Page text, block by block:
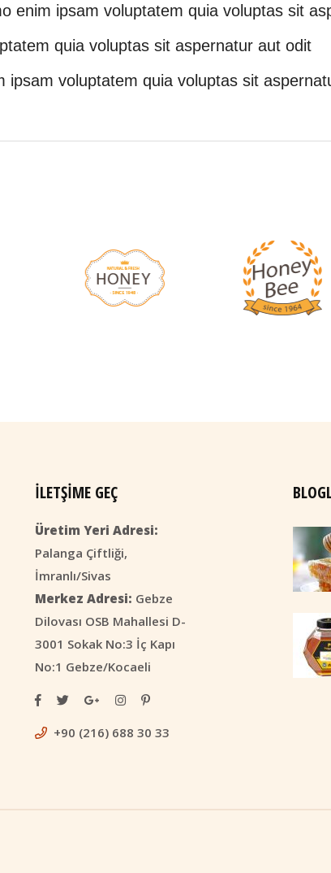
enim ipsam voluptatem quia voluptas sit
quia voluptas sit aspernatur aut odit
ipsam voluptatem quia voluptas sit
İLETŞIME GEÇ
Üretim Yeri Adresi:
Palanga Çiftliği,
İmranlı/Sivas
Merkez Adresi: Gebze
Dilovası OSB Mahallesi D-
3001 Sokak No:3 İç Kapı
No:1 Gebze/Kocaeli
+90 (216) 688 30 33